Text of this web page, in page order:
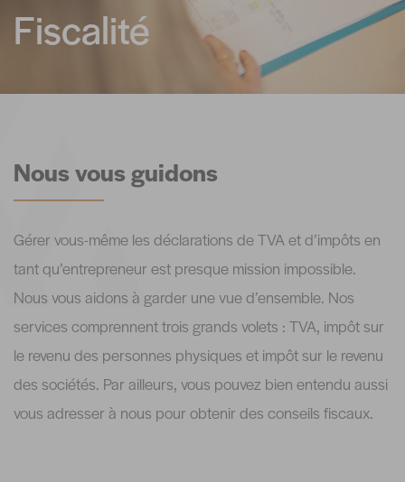
Fiscalité
Nous vous guidons
Gérer vous-même les déclarations de TVA et d’impôts en
tant qu’entrepreneur est presque mission impossible.
Nous vous aidons à garder une vue d’ensemble. Nos
services comprennent trois grands volets : TVA, impôt sur
le revenu des personnes physiques et impôt sur le revenu
des sociétés. Par ailleurs, vous pouvez bien entendu aussi
vous adresser à nous pour obtenir des conseils fiscaux.